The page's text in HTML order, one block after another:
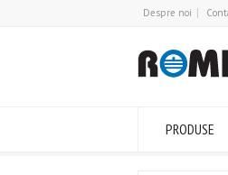
Despre noi
PRODUSE